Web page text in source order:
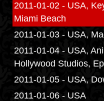
2011-01-02 - USA,
Miami Beach
2011-01-03 - USA,
2011-01-04 - USA,
Hollywood Studios,
2011-01-05 - USA,
2011-01-06 - USA